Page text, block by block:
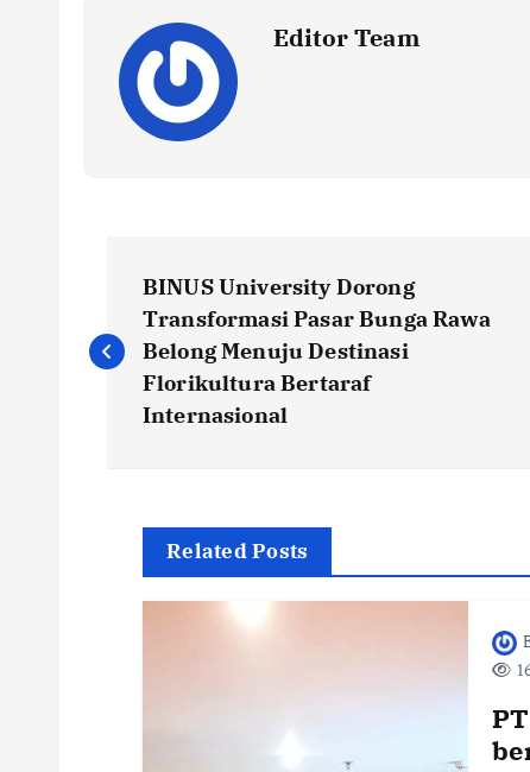
Editor Team
o
BINUS University Dorong
Transformasi Pasar Bunga Rawa
Belong Menuju Destinasi
Florikultura Bertaraf
Internasional
Related Posts